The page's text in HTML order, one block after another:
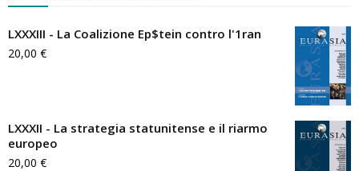
LXXXIII - La Coalizione Ep$tein contro l'1ran
20,00 €
LXXXII - La strategia statunitense e il riarmo
europeo
20,00 €